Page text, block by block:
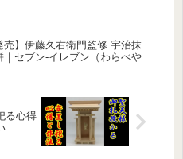
売】伊藤久右衛門監修 宇治抹
｜セブン-イレブン（わらべや
る心得